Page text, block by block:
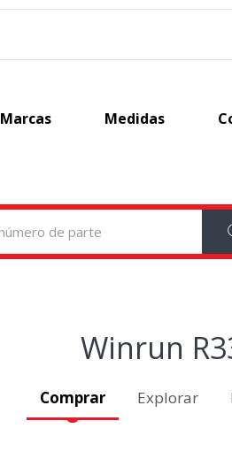
Marcas Medidas
Winrun
Comprar Explorar